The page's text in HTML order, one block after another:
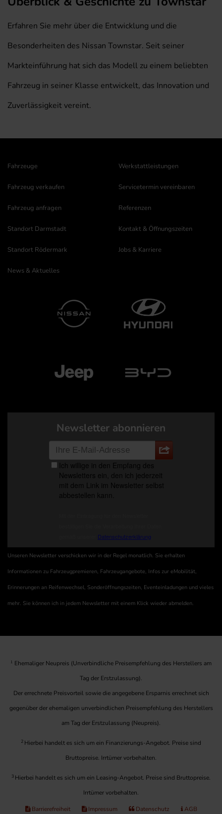
Erfahren Sie mehr über die Entwicklung und die
Besonderheiten des Nissan Townstar. Seit seiner
Markteinführung hat sich das Modell zu einem beliebten
Fahrzeug in seiner Klasse entwickelt, das Innovation und
Zuverlässigkeit vereint.
Fahrzeuge
Fahrzeug verkaufen
Fahrzeug anfragen
Werkstattleistungen
Servicetermin vereinbaren
Referenzen
Standort Darmstadt
Standort Rödermark
News & Aktuelles
Kontakt & Öffnungszeiten
Jobs & Karriere
Newsletter abonnieren
Unseren Newsletter verschicken wir in der Regel monatlich. Sie erhalten
Informationen zu Fahrzeugpremieren, Fahrzeugangebote, Infos zur eMobilität,
Erinnerungen an Reifenwechsel, Sonderöffnungszeiten, Eventeinladungen und vieles
mehr. Sie können ich in jedem Newsletter mit einem Klick wieder abmelden.
1 Ehemaliger Neupreis (Unverbindliche Preisempfehlung des Herstellers am
Tag der Erstzulassung).
Der errechnete Preisvorteil sowie die angegebene Ersparnis errechnet sich
gegenüber der ehemaligen unverbindlichen Preisempfehlung des Herstellers
am Tag der Erstzulassung (Neupreis).
2 Hierbei handelt es sich um ein Finanzierungs-Angebot. Preise sind
Bruttopreise. Irrtümer vorbehalten.
3 Hierbei handelt es sich um ein Leasing-Angebot. Preise sind Bruttopreise.
Irrtümer vorbehalten.
Barrierefreiheit Impressum Datenschutz
AGB